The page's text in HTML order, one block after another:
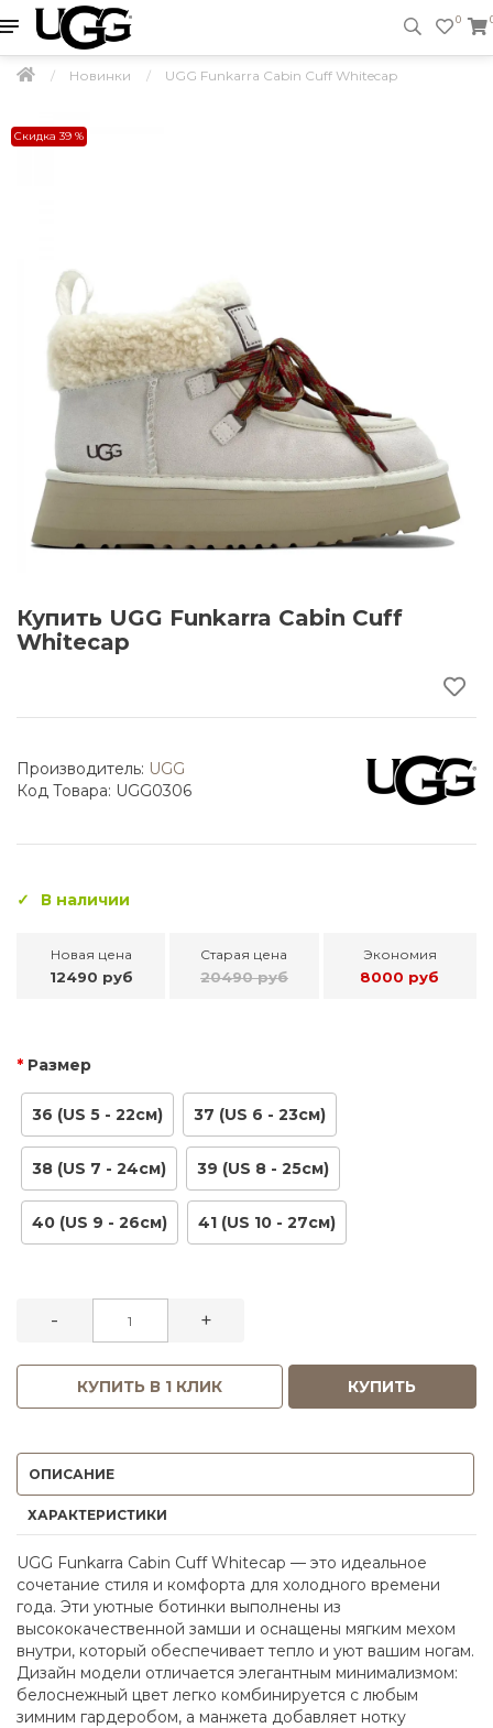
0
Новинки UGG Funkarra Cabin Cuff Whitecap
Скидка 39 %
Купить UGG Funkarra Cabin Cuff
Whitecap
Производитель: UGG
Код Товара: UGG0306
В наличии
Новая цена
12490 руб
Старая цена
20490 руб
Экономия
8000 руб
Размер
36 (US 5 - 22см) 37 (US 6 - 23см)
38 (US 7 - 24см) 39 (US 8 - 25см)
40 (US 9 - 26см) 41 (US 10 - 27см)
- +
КУПИТЬ В 1 КЛИК КУПИТЬ
ОПИСАНИЕ
ХАРАКТЕРИСТИКИ
UGG Funkarra Cabin Cuff Whitecap — это идеальное
сочетание стиля и комфорта для холодного времени
года. Эти уютные ботинки выполнены из
высококачественной замши и оснащены мягким мехом
внутри, который обеспечивает тепло и уют вашим ногам.
Дизайн модели отличается элегантным минимализмом:
белоснежный цвет легко комбинируется с любым
зимним гардеробом, а манжета добавляет нотку